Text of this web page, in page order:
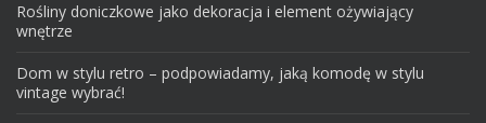
Rośliny doniczkowe jako dekoracja i element ożywiający
wnętrze
Dom w stylu retro – podpowiadamy, jaką komodę w stylu
vintage wybrać!